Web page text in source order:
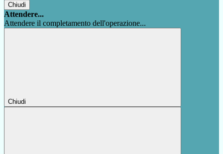
Chiudi
Attendere...
Attendere il completamento dell'operazione...
Chiudi